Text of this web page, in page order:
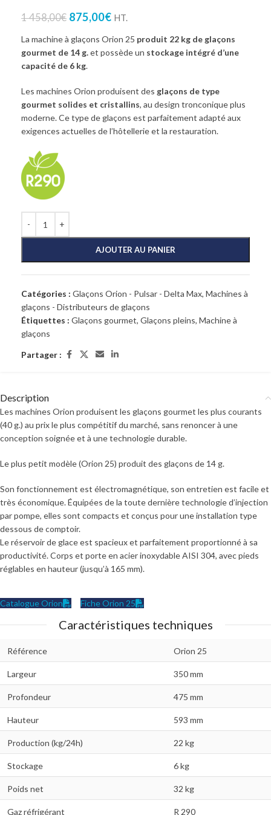
1 458,00€ 875,00€ HT.
La machine à glaçons Orion 25 produit 22 kg de glaçons
gourmet de 14 g.et possède un stockage intégré d’une
capacité de 6 kg.
Les machines Orion produisent des glaçons de type
gourmet solides et cristallins, au design tronconique plus
moderne. Ce type de glaçons est parfaitement adapté aux
exigences actuelles de l’hôtellerie et la restauration.
AJOUTER AU PANIER
Catégories : Glaçons Orion - Pulsar - Delta Max, Machines à
glaçons - Distributeurs de glaçons
Étiquettes : Glaçons gourmet, Glaçons pleins, Machine à
glaçons
Partager :
Description
Les machines Orion produisent les glaçons gourmet les plus courants
(40 g.) au prix le plus compétitif du marché, sans renoncer à une
conception soignée et à une technologie durable.
Le plus petit modèle (Orion 25) produit des glaçons de 14 g.
Son fonctionnement est électromagnétique, son entretien est facile et
très économique. Équipées de la toute dernière technologie d’injection
par pompe, elles sont compacts et conçus pour une installation type
dessous de comptoir.
Le réservoir de glace est spacieux et parfaitement proportionné à sa
productivité. Corps et porte en acier inoxydable AISI 304, avec pieds
réglables en hauteur (jusqu’à 165 mm).
Catalogue Orion Fiche Orion 25
Caractéristiques techniques
Référence Orion 25
Largeur 350 mm
Profondeur 475 mm
Hauteur 593 mm
Production (kg/24h) 22 kg
Stockage 6 kg
Poids net 32 kg
Gaz réfrigérant R 290